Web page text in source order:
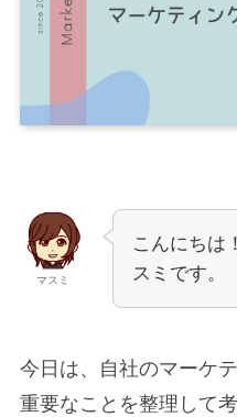
マスミ
こんにちは
スミです。
今日は、自社のマーケ
重要なことを整理して